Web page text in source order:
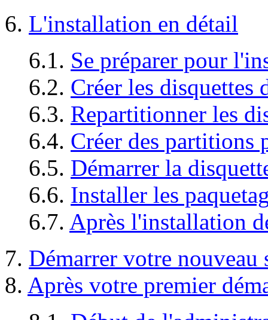
6. L'installation en détail
6.1. Se préparer pour
6.2. Créer les
6.3. Repartitionner les
6.4. Créer des partitions
6.5. Démarrer la
6.6. Installer les
6.7. Après l'installation
7. Démarrer votre nouveau
8. Après votre premier